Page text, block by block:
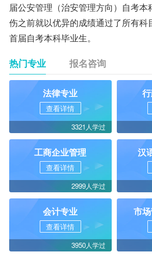
届公安管理（治安管理方向）自考本
伤之前就以优异的成绩通过了所有科
首届自考本科毕业生。
热门专业 报名咨询
法律专业
查看详情
3321人学过
工商企业管理
查看详情
2999人学过
汉
会计专业
查看详情
3950人学过
市